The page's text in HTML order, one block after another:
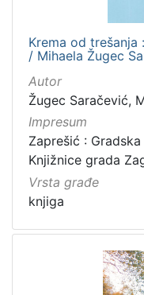
Krema od
/ Mihaela Žugec
Autor
Žugec Saračević,
Impresum
Zaprešić :
Knjižnice grada
Vrsta građe
knjiga